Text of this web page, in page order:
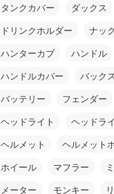
タンクカバー
ダックス
ドリンクホルダー
ナッ
ハンターカブ
ハンドル
ハンドルカバー
バック
バッテリー
フェンダー
ヘッドライト
ヘッドラ
ヘルメット
ヘルメット
ホイール
マフラー
メーター
モンキー